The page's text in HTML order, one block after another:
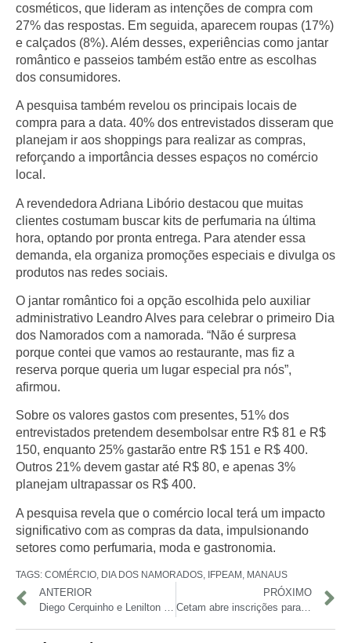
cosméticos, que lideram as intenções de compra com
27% das respostas. Em seguida, aparecem roupas (17%)
e calçados (8%). Além desses, experiências como jantar
romântico e passeios também estão entre as escolhas
dos consumidores.
A pesquisa também revelou os principais locais de
compra para a data. 40% dos entrevistados disseram que
planejam ir aos shoppings para realizar as compras,
reforçando a importância desses espaços no comércio
local.
A revendedora Adriana Libório destacou que muitas
clientes costumam buscar kits de perfumaria na última
hora, optando por pronta entrega. Para atender essa
demanda, ela organiza promoções especiais e divulga os
produtos nas redes sociais.
O jantar romântico foi a opção escolhida pelo auxiliar
administrativo Leandro Alves para celebrar o primeiro Dia
dos Namorados com a namorada. “Não é surpresa
porque contei que vamos ao restaurante, mas fiz a
reserva porque queria um lugar especial pra nós”,
afirmou.
Sobre os valores gastos com presentes, 51% dos
entrevistados pretendem desembolsar entre R$ 81 e R$
150, enquanto 25% gastarão entre R$ 151 e R$ 400.
Outros 21% devem gastar até R$ 80, e apenas 3%
planejam ultrapassar os R$ 400.
A pesquisa revela que o comércio local terá um impacto
significativo com as compras da data, impulsionando
setores como perfumaria, moda e gastronomia.
TAGS: COMÉRCIO, DIA DOS NAMORADOS, IFPEAM , MANAUS
ANTERIOR
PRÓXIMO
Cetam abre inscrições para 9.295 vagas em cursos gratuitos de qualificação profissional